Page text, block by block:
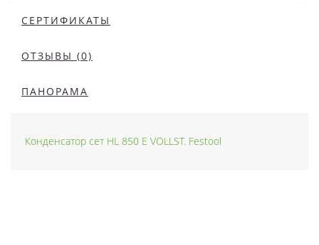
СЕРТИФИКАТЫ
ОТЗЫВЫ (0)
ПАНОРАМА
Конденсатор сет HL 850 E VOLLST. Festool